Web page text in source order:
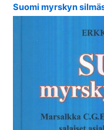
Suomi myrskyn